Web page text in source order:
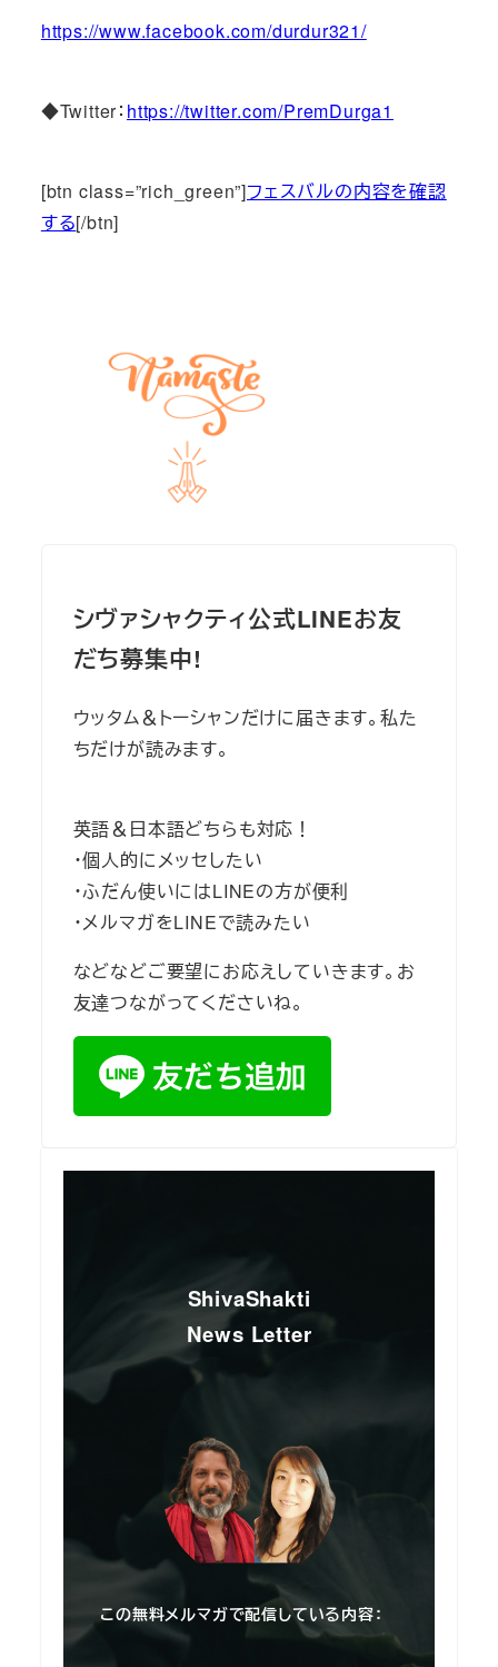
https://www.facebook.com/durdur321/
◆Twitter： https://twitter.com/PremDurga1
[btn class=”rich_green”]フェスバルの内容を確認
する[/btn]
シヴァシャクティ公式LINEお友
だち募集中!
ウッタム＆トーシャンだけに届きます。私た
ちだけが読みます。
英語＆日本語どちらも対応！
・個人的にメッセしたい
・ふだん使いにはLINEの方が便利
・メルマガをLINEで読みたい
などなどご要望にお応えしていきます。お
友達つながってくださいね。
ShivaShakti
News Letter
この無料メルマガで配信している内容：